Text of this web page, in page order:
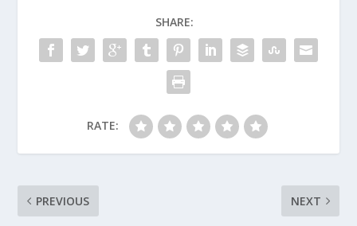
SHARE:
RATE:
PREVIOUS NEXT